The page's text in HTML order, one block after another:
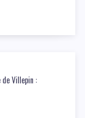
de Villepin :